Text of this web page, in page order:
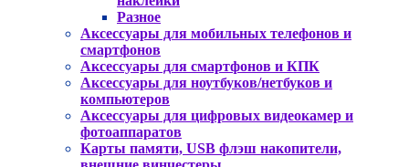
Разное
Аксессуары для мобильных телефонов и
смартфонов
Аксессуары для смартфонов и КПК
Аксессуары для ноутбуков/нетбуков и
компьютеров
Аксессуары для цифровых видеокамер и
фотоаппаратов
Карты памяти, USB флэш накопители,